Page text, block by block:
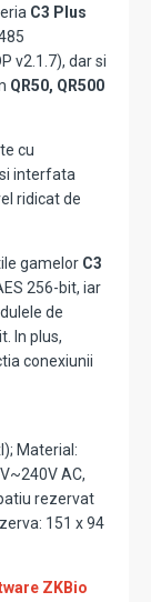
C3 Plus
v2.1.7), dar si
QR50, QR500
cu
interfata
ridicat de
gamelor C3
256-bit, iar
de
In plus,
conexiunii
Material:
AC,
rezervat
151 x 94
ZKBio